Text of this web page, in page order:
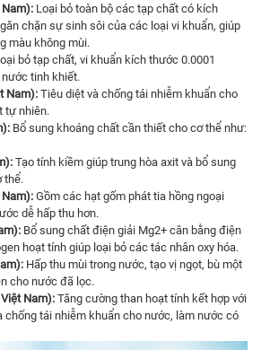
Nam): Loại bỏ toàn bộ các tạp chất có kích
chặn sự sinh sôi của các loại vi khuẩn, giúp
màu không mùi.
bỏ tạp chất, vi khuẩn kích thước 0.0001
tinh khiết.
Nam): Tiêu diệt và chống tái nhiễm khuẩn cho
tự nhiên.
Bổ sung khoáng chất cần thiết cho cơ thể như:
Tạo tính kiềm giúp trung hòa axit và bổ sung
thể.
Nam): Gồm các hạt gốm phát tia hồng ngoại
dễ hấp thu hơn.
Bổ sung chất điện giải Mg2+ cân bằng điện
hoạt tính giúp loại bỏ các tác nhân oxy hóa.
Hấp thu mùi trong nước, tạo vị ngọt, bù một
cho nước đã lọc.
Nam): Tăng cường than hoạt tính kết hợp với
chống tái nhiễm khuẩn cho nước, làm nước có